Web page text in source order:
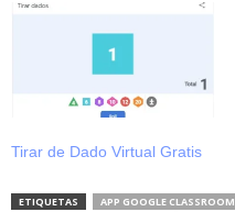
Tirar de Dado Virtual Gratis
ETIQUETAS APP GOOGLE CLASSROOM